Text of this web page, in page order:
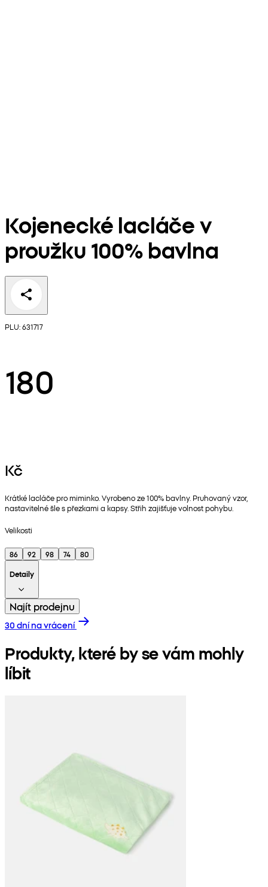
Kojenecké lacláče v
proužku 100% bavlna
PLU: 631717
180
Kč
Krátké lacláče pro miminko. Vyrobeno ze 100% bavlny. Pruhovaný vzor,
nastavitelné šle s přezkami a kapsy. Střih zajišťuje volnost pohybu.
Velikosti
86 92 98 74
80
Detaily
Najít prodejnu
30 dní na vrácení
Produkty, které by se vám mohly
líbit